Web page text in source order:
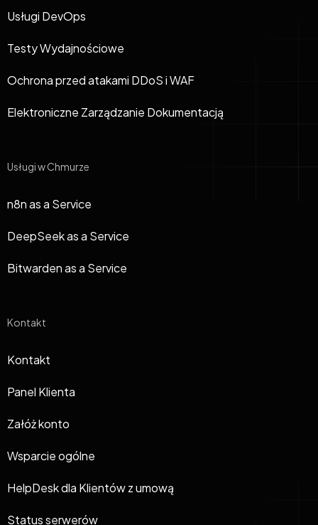
Usługi DevOps
Testy Wydajnościowe
Ochrona przed atakami DDoS i WAF
Elektroniczne Zarządzanie Dokumentacją
Usługi w Chmurze
n8n as a Service
DeepSeek as a Service
Bitwarden as a Service
Kontakt
Kontakt
Panel Klienta
Załóż konto
Wsparcie ogólne
HelpDesk dla Klientów z umową
Status serwerów